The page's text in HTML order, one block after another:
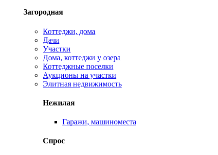
Загородная
Коттеджи, дома
Дачи
Участки
Дома, коттеджи у озера
Коттеджные поселки
Аукционы на участки
Элитная недвижимость
Нежилая
Гаражи, машиноместа
Спрос